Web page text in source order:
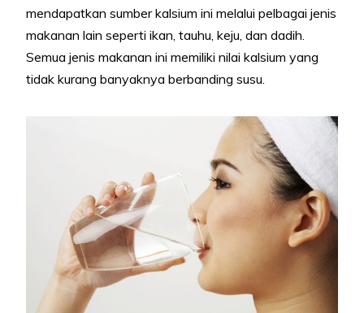
mendapatkan sumber kalsium ini melalui pelbagai jenis
makanan lain seperti ikan, tauhu, keju, dan dadih.
Semua jenis makanan ini memiliki nilai kalsium yang
tidak kurang banyaknya berbanding susu.